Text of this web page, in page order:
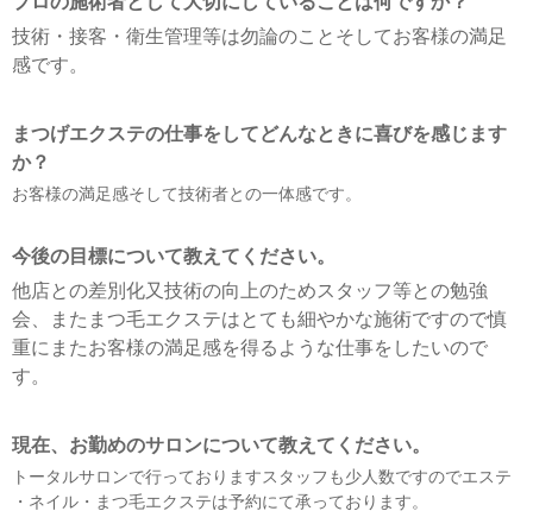
技術・接客・衛生管理等は勿論のことそしてお客様の満足
感です。
まつげエクステの仕事をしてどんなときに喜びを感じます
か？
お客様の満足感そして技術者との一体感です。
今後の目標について教えてください。
他店との差別化又技術の向上のためスタッフ等との勉強
会、またまつ毛エクステはとても細やかな施術ですので慎
重にまたお客様の満足感を得るような仕事をしたいので
す。
現在、お勤めのサロンについて教えてください。
トータルサロンで行っておりますスタッフも少人数ですのでエステ
・ネイル・まつ毛エクステは予約にて承っております。